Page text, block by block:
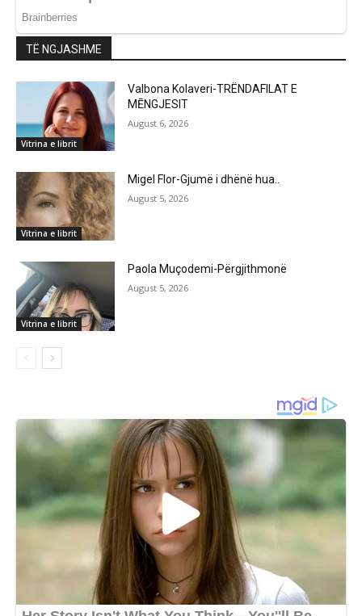
TË NGJASHME
Vitrina e librit
Valbona Kolaveri-TRËNDAFILAT E
MĒNGJESIT
August 6, 2026
Vitrina e librit
Migel Flor-Gjumë i dhënë hua..
August 5, 2026
Vitrina e librit
Paola Muçodemi-Përgjithmonë
August 5, 2026